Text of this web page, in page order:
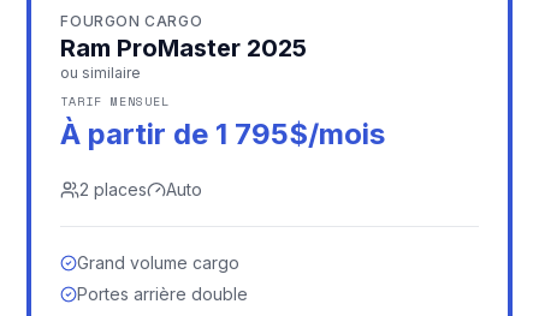
FOURGON CARGO
Ram ProMaster 2025
ou similaire
TARIF MENSUEL
À partir de 1 795$/mois
2 places Auto
Grand volume cargo
Portes arrière double